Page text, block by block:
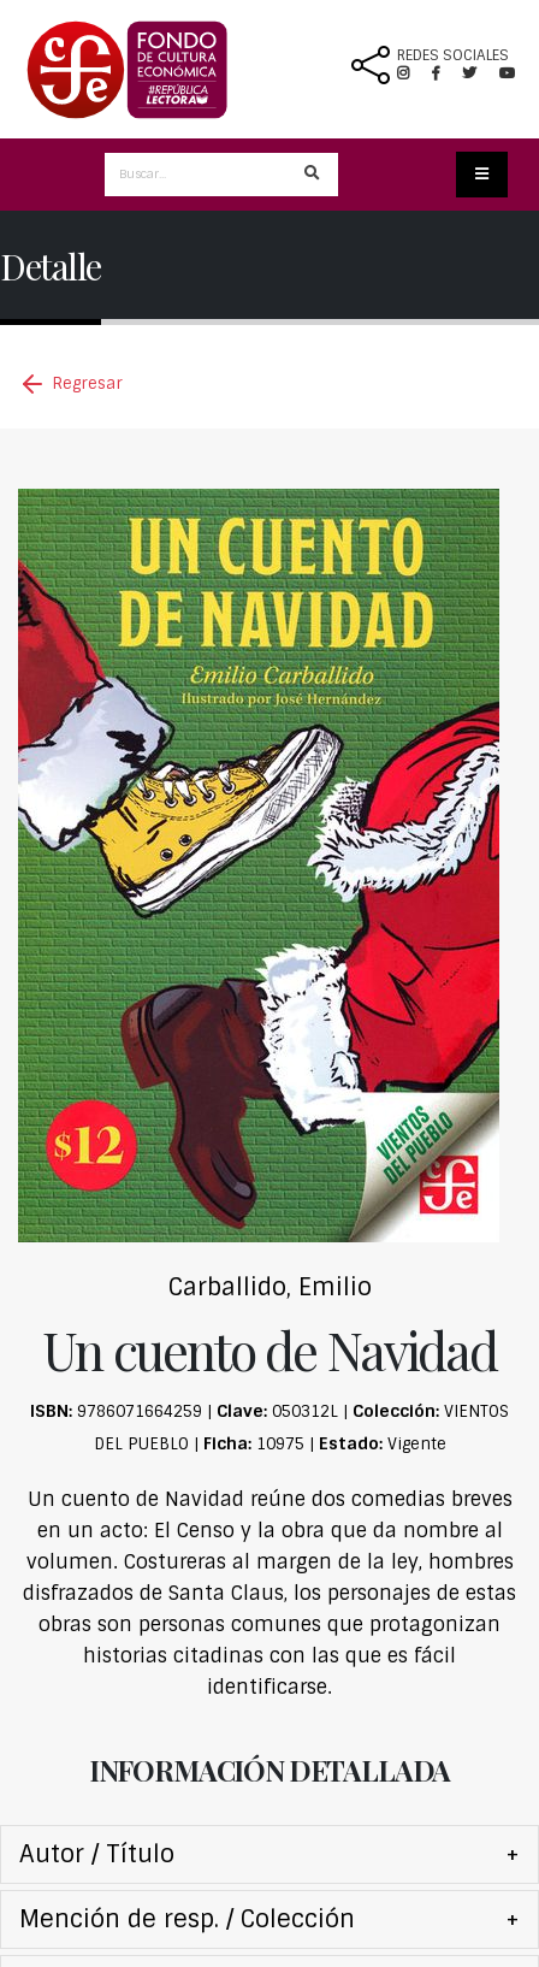
REDES SOCIALES
Detalle
Regresar
Carballido, Emilio
Un cuento de Navidad
ISBN: 9786071664259 | Clave: 050312L | Colección: VIENTOS
DEL PUEBLO | Ficha:10975 | Estado:Vigente
Un cuento de Navidad reúne dos comedias breves
en un acto: El Censo y la obra que da nombre al
volumen. Costureras al margen de la ley, hombres
disfrazados de Santa Claus, los personajes de estas
obras son personas comunes que protagonizan
historias citadinas con las que es fácil
identificarse.
INFORMACIÓN DETALLADA
Autor / Título +
Mención de resp. / Colección +